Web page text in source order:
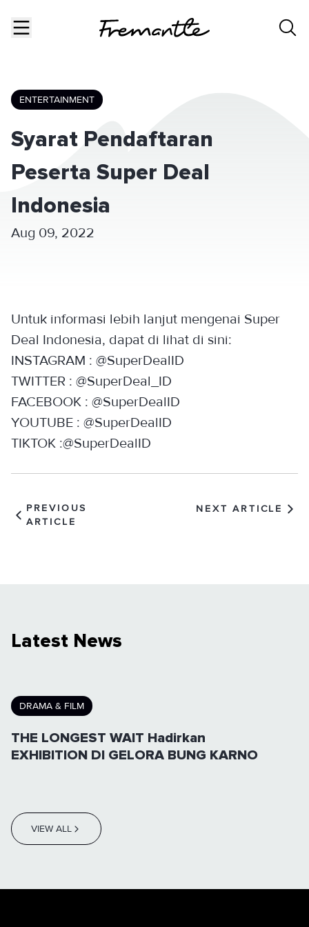
ENTERTAINMENT
Syarat Pendaftaran
Peserta Super Deal
Indonesia
Aug 09, 2022
Untuk informasi lebih lanjut mengenai Super
Deal Indonesia, dapat di lihat di sini:
INSTAGRAM : @SuperDealID
TWITTER : @SuperDeal_ID
FACEBOOK : @SuperDealID
YOUTUBE : @SuperDealID
TIKTOK :@SuperDealID
PREVIOUS
ARTICLE
NEXT ARTICLE
Latest News
DRAMA & FILM
THE LONGEST WAIT Hadirkan
EXHIBITION DI GELORA BUNG KARNO
VIEW ALL